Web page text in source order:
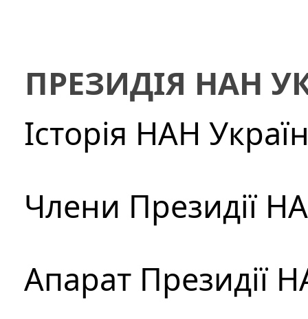
ПРЕЗИДІЯ НАН
Історія НАН
Члени Президії
Апарат Президії